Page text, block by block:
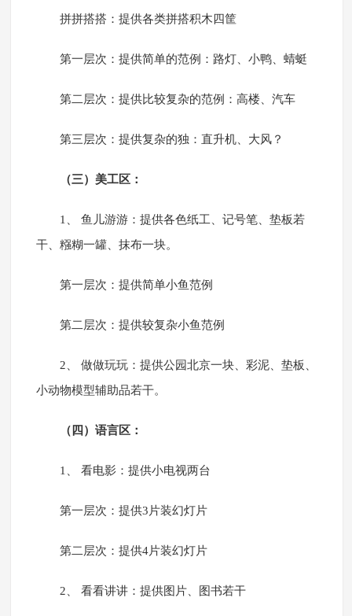
拼拼搭搭：提供各类拼搭积木四筐
第一层次：提供简单的范例：路灯、小鸭、蜻蜓
第二层次：提供比较复杂的范例：高楼、汽车
第三层次：提供复杂的独：直升机、大风？
（三）美工区：
1、 鱼儿游游：提供各色纸工、记号笔、垫板若
干、糨糊一罐、抹布一块。
第一层次：提供简单小鱼范例
第二层次：提供较复杂小鱼范例
2、 做做玩玩：提供公园北京一块、彩泥、垫板、
小动物模型辅助品若干。
（四）语言区：
1、 看电影：提供小电视两台
第一层次：提供3片装幻灯片
第二层次：提供4片装幻灯片
2、 看看讲讲：提供图片、图书若干